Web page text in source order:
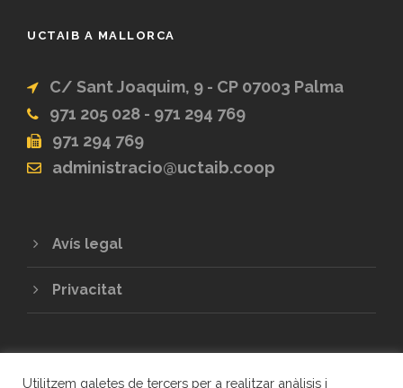
UCTAIB A MALLORCA
C/ Sant Joaquim, 9 - CP 07003 Palma
971 205 028 - 971 294 769
971 294 769
administracio@uctaib.coop
Avís legal
Privacitat
Utilitzem galetes de tercers per a realitzar anàlisis i